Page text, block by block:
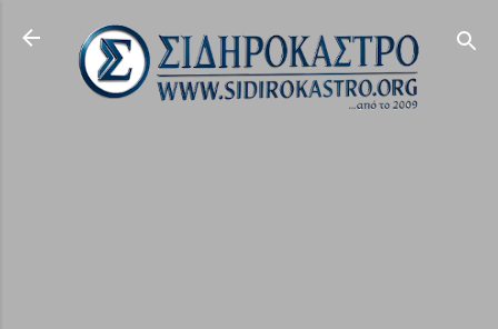
Μετάβαση στο κύριο περιεχόμενο